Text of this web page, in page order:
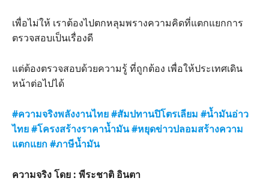
เพื่อไม่ให้ เราต้องไปตกหลุมพรางความคิดที่แตกแยกการ
ตรวจสอบเป็นเรื่องดี
แต่ต้องตรวจสอบด้วยความรู้ ที่ถูกต้อง เพื่อให้ประเทศเดิน
หน้าต่อไปได้
#ความจริงพลังงานไทย #สัมปทานปิโตรเลียม #น้ำมันอ่าว
ไทย #โครงสร้างราคาน้ำมัน #หยุดข่าวปลอมสร้างความ
แตกแยก #ภาษีน้ำมัน
ความจริง โดย : พีระชาติ อินตา